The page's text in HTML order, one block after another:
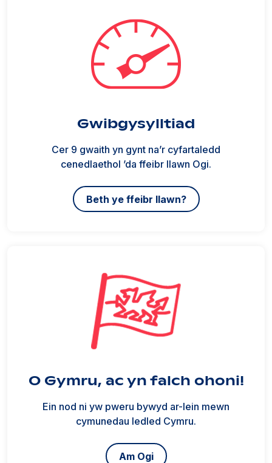
Gwibgysylltiad
Cer 9 gwaith yn gynt na’r cyfartaledd
cenedlaethol ’da ffeibr llawn Ogi.
Beth ye ffeibr llawn?
O Gymru, ac yn falch ohoni!
Ein nod ni yw pweru bywyd ar-lein mewn
cymunedau ledled Cymru.
Am Ogi